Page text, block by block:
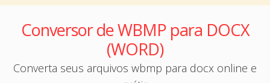
Conversor de WBMP para DOCX
(WORD)
Converta seus arquivos wbmp para docx online e